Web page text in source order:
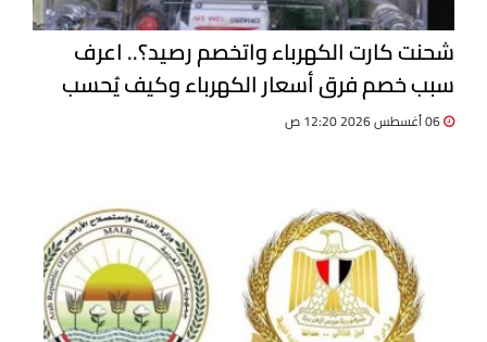
شحنت كارت الكهرباء واتخصم رصيد؟.. اعرف
سبب خصم فرق أسعار الكهرباء وكيف يُحسب